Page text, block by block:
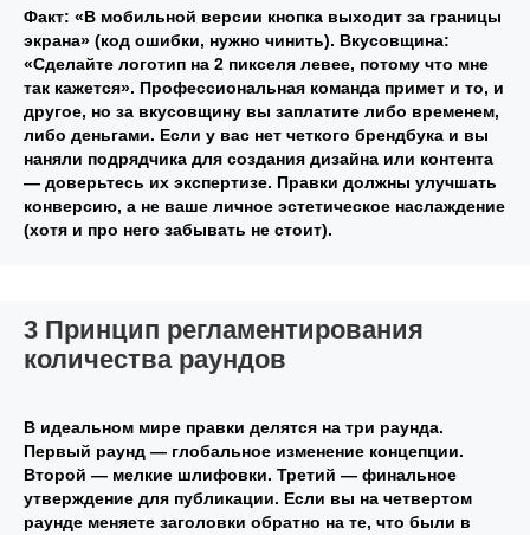
Факт: «В мобильной версии кнопка выходит за границы
экрана» (код ошибки, нужно чинить). Вкусовщина:
«Сделайте логотип на 2 пикселя левее, потому что мне
так кажется». Профессиональная команда примет и то, и
другое, но за вкусовщину вы заплатите либо временем,
либо деньгами. Если у вас нет четкого брендбука и вы
наняли подрядчика для создания дизайна или контента
— доверьтесь их экспертизе. Правки должны улучшать
конверсию, а не ваше личное эстетическое наслаждение
(хотя и про него забывать не стоит).
3 Принцип регламентирования
количества раундов
В идеальном мире правки делятся на три раунда.
Первый раунд — глобальное изменение концепции.
Второй — мелкие шлифовки. Третий — финальное
утверждение для публикации. Если вы на четвертом
раунде меняете заголовки обратно на те, что были в